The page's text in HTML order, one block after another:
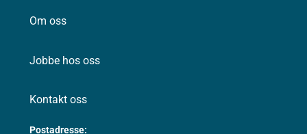
Om oss
Jobbe hos oss
Kontakt oss
Postadresse: